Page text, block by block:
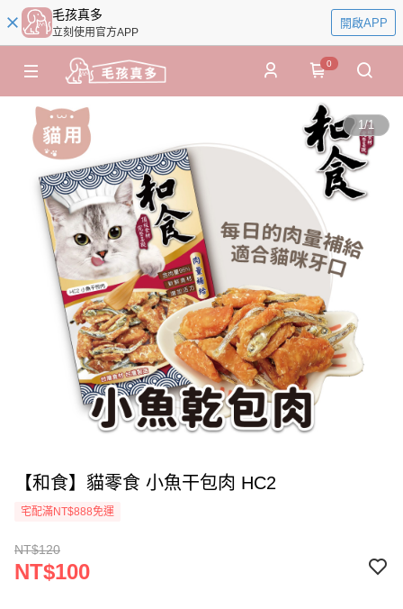
毛孩真多
立刻使用官方APP
開啟APP
0
1/1
【和食】貓零食 小魚干包肉 HC2
宅配滿NT$888免運
NT$120
NT$100